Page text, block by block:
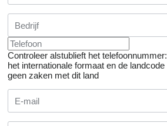
Controleer alstublieft het
het internationale formaat en de landcode
geen zaken met dit land